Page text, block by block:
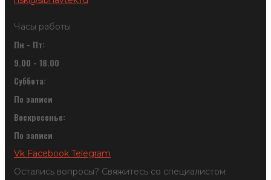
Часы работы
Пн - Пт:
9.00 - 18.00
Суббота:
По записи
Воскресенье:
По записи
Vk Facebook Telegram
Остались вопросы? Свяжитесь со специалистом